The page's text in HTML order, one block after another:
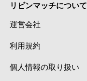
リビンマッチについて
運営会社
利用規約
個人情報の取り扱い